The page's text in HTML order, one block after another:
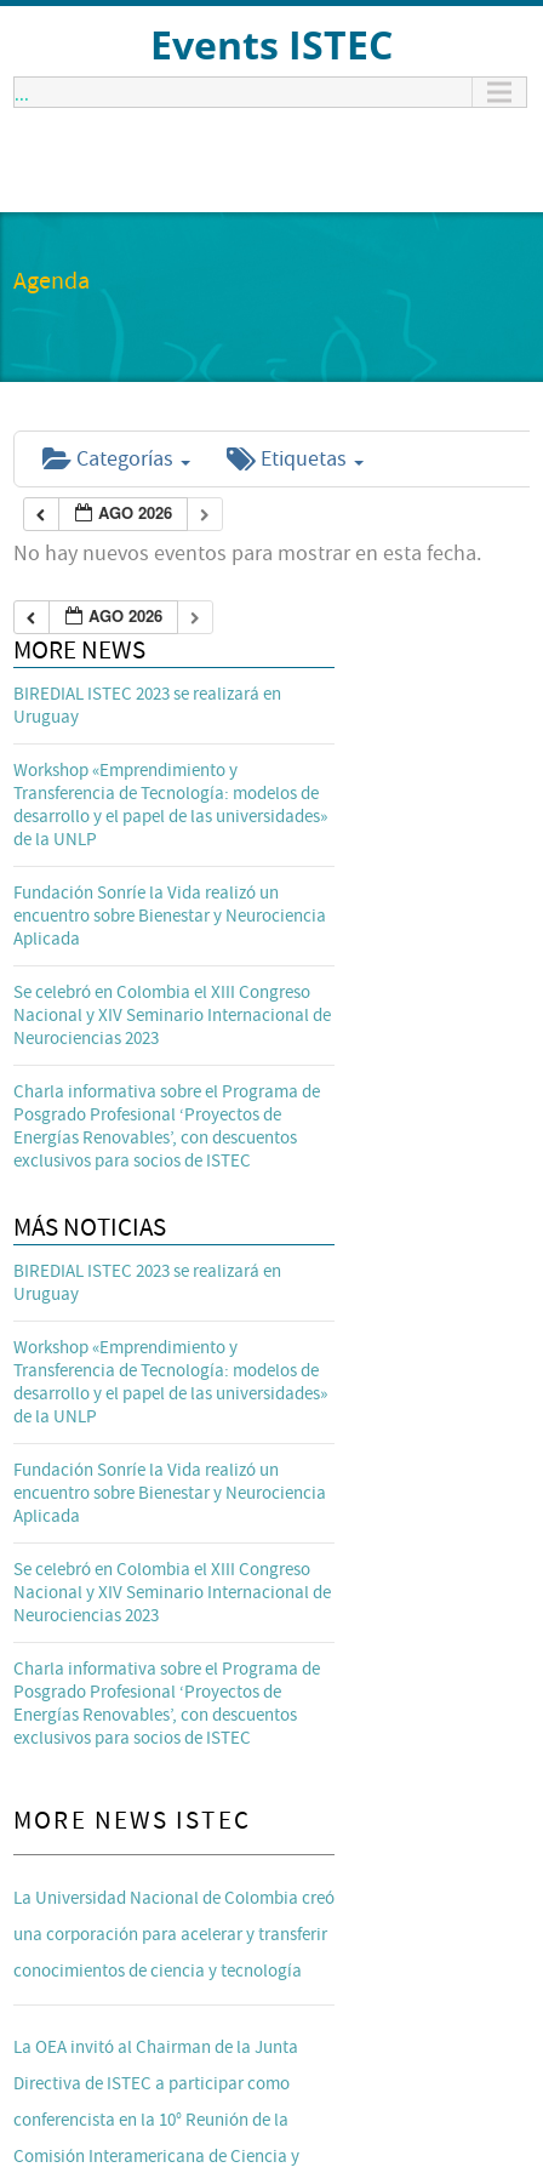
Events ISTEC
...
Agenda
Categorías Etiquetas
AGO 2026
No hay nuevos eventos para mostrar en esta fecha.
AGO 2026
MORE NEWS
BIREDIAL ISTEC 2023 se realizará en
Uruguay
Workshop «Emprendimiento y
Transferencia de Tecnología: modelos de
desarrollo y el papel de las universidades»
de la UNLP
Fundación Sonríe la Vida realizó un
encuentro sobre Bienestar y Neurociencia
Aplicada
Se celebró en Colombia el XIII Congreso
Nacional y XIV Seminario Internacional de
Neurociencias 2023
Charla informativa sobre el Programa de
Posgrado Profesional ‘Proyectos de
Energías Renovables’, con descuentos
exclusivos para socios de ISTEC
MÁS NOTICIAS
BIREDIAL ISTEC 2023 se realizará en
Uruguay
Workshop «Emprendimiento y
Transferencia de Tecnología: modelos de
desarrollo y el papel de las universidades»
de la UNLP
Fundación Sonríe la Vida realizó un
encuentro sobre Bienestar y Neurociencia
Aplicada
Se celebró en Colombia el XIII Congreso
Nacional y XIV Seminario Internacional de
Neurociencias 2023
Charla informativa sobre el Programa de
Posgrado Profesional ‘Proyectos de
Energías Renovables’, con descuentos
exclusivos para socios de ISTEC
MORE NEWS ISTEC
La Universidad Nacional de Colombia creó
una corporación para acelerar y transferir
conocimientos de ciencia y tecnología
La OEA invitó al Chairman de la Junta
Directiva de ISTEC a participar como
conferencista en la 10° Reunión de la
Comisión Interamericana de Ciencia y